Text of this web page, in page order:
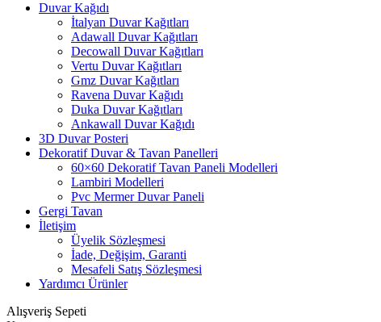
Duvar Kağıdı
İtalyan Duvar Kağıtları
Adawall Duvar Kağıtları
Decowall Duvar Kağıtları
Vertu Duvar Kağıtları
Gmz Duvar Kağıtları
Ravena Duvar Kağıdı
Duka Duvar Kağıtları
Ankawall Duvar Kağıdı
3D Duvar Posteri
Dekoratif Duvar & Tavan Panelleri
60×60 Dekoratif Tavan Paneli Modelleri
Lambiri Modelleri
Pvc Mermer Duvar Paneli
Gergi Tavan
İletişim
Üyelik Sözleşmesi
İade, Değişim, Garanti
Mesafeli Satış Sözleşmesi
Yardımcı Ürünler
Alışveriş Sepeti